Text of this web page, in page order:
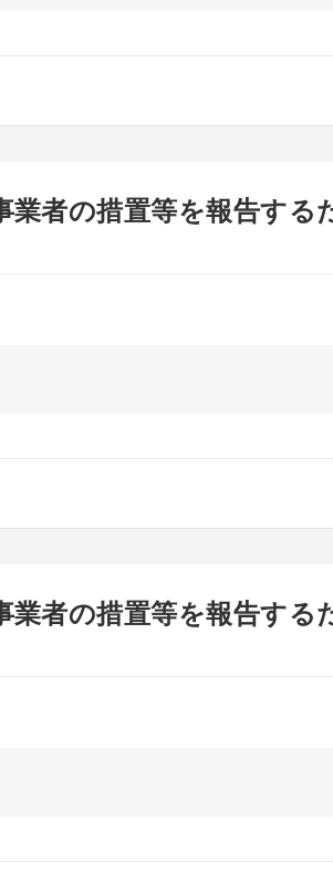
者の措置等を報告する
者の措置等を報告する